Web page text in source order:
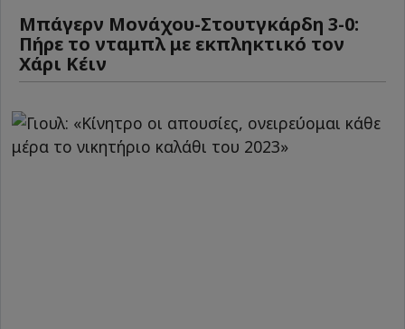
Μπάγερν Μονάχου-Στουτγκάρδη 3-0:
Πήρε το νταμπλ με εκπληκτικό τον
Χάρι Κέιν